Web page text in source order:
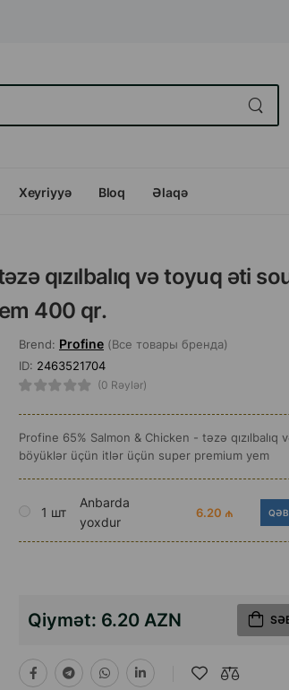
Xeyriyyə Bloq Əlaqə
qızılbalıq və toyuq əti
400 qr.
Brend: Profine (Все товары бренда)
ID: 2463521704
(0 Rəylər)
Profine 65% Salmon & Chicken - təzə
böyüklər üçün itlər üçün super premium yem
1 шт
Anbarda
yoxdur
6.20 ₼
Qiymət: 6.20 AZN